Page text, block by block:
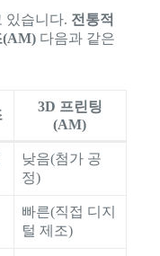
있습니다. 전통적
(AM)다음과 같은
3D 프린팅
(AM)
낮음(첨가 공
정)
빠른(직접 디지
털 제조)